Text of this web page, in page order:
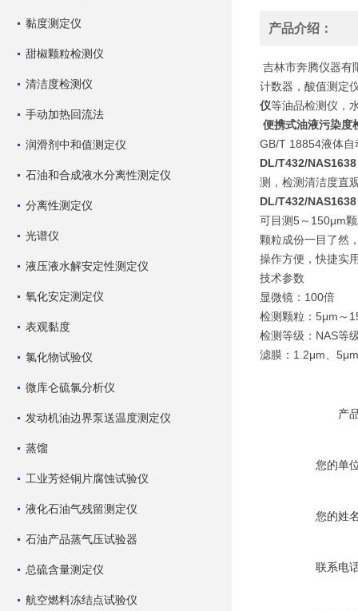
黏度测定仪
甜椒颗粒检测仪
清洁度检测仪
手动加热回流法
润滑剂中和值测定仪
石油和合成液水分离性测定仪
分离性测定仪
光谱仪
液压液水解安定性测定仪
氧化安定测定仪
表观黏度
氯化物试验仪
微库仑硫氯分析仪
发动机油边界泵送温度测定仪
蒸馏
工业芳烃铜片腐蚀试验仪
液化石油气残留测定仪
石油产品蒸气压试验器
总硫含量测定仪
航空燃料冻结点试验仪
产品介绍：
吉林市奔腾仪器有
计数器，酸值测定
仪等油品检测仪，
便携式油液污染度
GB/T 18854液体
DL/T432/
测，检测清洁度直
DL/T432/
可目测5～150μm
颗粒成份一目了然
操作方便，快捷实
技术参数
显微镜：100倍
检测颗粒：5μm～
检测等级：NAS等
滤膜：1.2μm、5μm
产
您的单
您的姓
联系电